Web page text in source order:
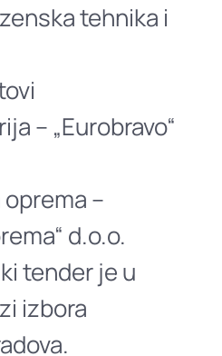
tehnika i
– „Eurobravo“
–
d.o.o.
tender je u
izbora